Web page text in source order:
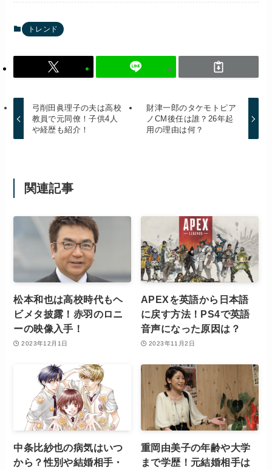
トレンド
弓削田眞理子の夫は高校
教員で元同僚！子供4人
や経歴も紹介！
財津一郎のタケモトピア
ノCM後任は誰？26年起
用の理由は何？
関連記事
松本和也は高校時代もヘ
ビメタ披露！赤羽のロニ
ーの映像入手！
2023年12月1日
APEXを英語から日本語
に戻す方法！PS4で英語
音声になった原因は？
2023年11月2日
中条比紗也の病気はいつ
から？性別や結婚相手・
重岡由美子の年齢や大学
まで学歴！元結婚相手は